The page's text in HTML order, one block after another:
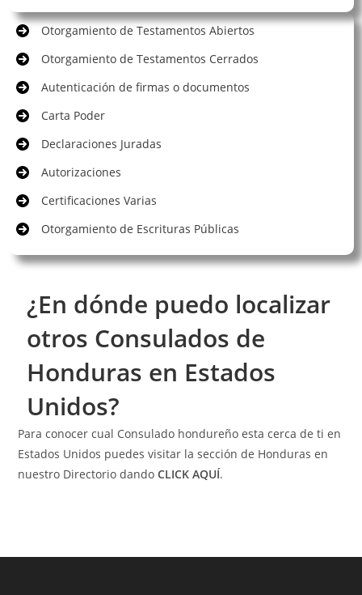
Otorgamiento de Testamentos Abiertos
Otorgamiento de Testamentos Cerrados
Autenticación de firmas o documentos
Carta Poder
Declaraciones Juradas
Autorizaciones
Certificaciones Varias
Otorgamiento de Escrituras Públicas
¿En dónde puedo localizar
otros Consulados de
Honduras en Estados
Unidos?
Para conocer cual Consulado hondureño esta cerca de ti en
Estados Unidos puedes visitar la sección de Honduras en
nuestro Directorio dandoCLICK AQUÍ.